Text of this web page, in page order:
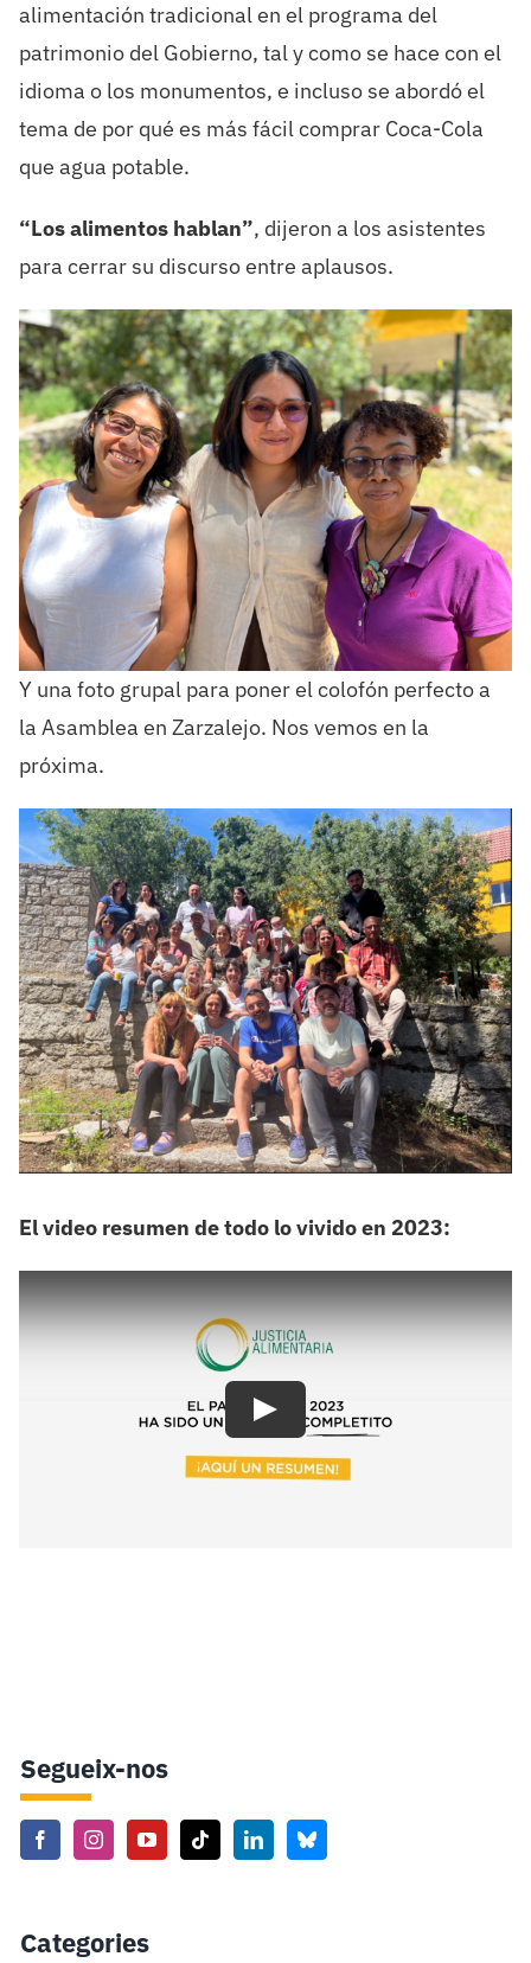
alimentación tradicional en el programa del
patrimonio del Gobierno, tal y como se hace con el
idioma o los monumentos, e incluso se abordó el
tema de por qué es más fácil comprar Coca-Cola
que agua potable.
“Los alimentos hablan”, dijeron a los asistentes
para cerrar su discurso entre aplausos.
Y una foto grupal para poner el colofón perfecto a
la Asamblea en Zarzalejo. Nos vemos en la
próxima.
El video resumen de todo lo vivido en 2023:
Segueix-nos
Categories